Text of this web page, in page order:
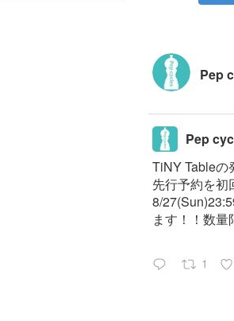
Pep
Pep
TiNY Tableの
先行予約を初
8/
ます！！数量
1